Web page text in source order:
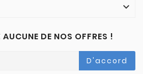

DE NOS OFFRES !
D'accord